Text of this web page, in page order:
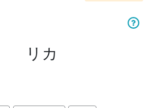
リカ